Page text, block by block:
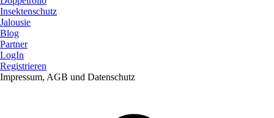
Insektenschutz
Jalousie
Blog
Partner
LogIn
Registrieren
Impressum, AGB und Datenschutz